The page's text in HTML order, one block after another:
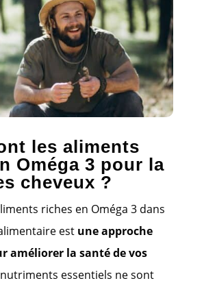
les aliments
Oméga 3 pour la
cheveux ?
riches en Oméga 3 dans
est une approche
améliorer la santé de vos
nutriments essentiels ne sont